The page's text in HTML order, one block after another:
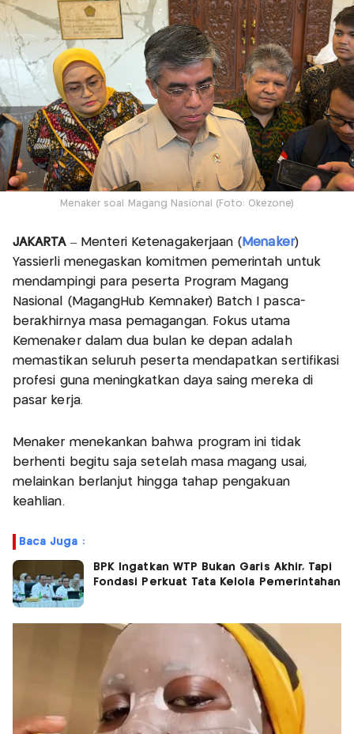
Menaker soal Magang Nasional (Foto: Okezone)
JAKARTA– Menteri Ketenagakerjaan ( Menaker)
Yassierli menegaskan komitmen pemerintah untuk
mendampingi para peserta Program Magang
Nasional (MagangHub Kemnaker) Batch I pasca-
berakhirnya masa pemagangan. Fokus utama
Kemenaker dalam dua bulan ke depan adalah
memastikan seluruh peserta mendapatkan sertifikasi
profesi guna meningkatkan daya saing mereka di
pasar kerja.
Menaker menekankan bahwa program ini tidak
berhenti begitu saja setelah masa magang usai,
melainkan berlanjut hingga tahap pengakuan
keahlian.
Baca Juga :
BPK Ingatkan WTP Bukan Garis Akhir, Tapi
Fondasi Perkuat Tata Kelola Pemerintahan